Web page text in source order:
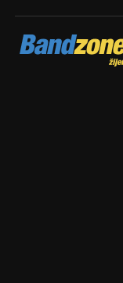
Bandzone.cz
žijeme hudbou